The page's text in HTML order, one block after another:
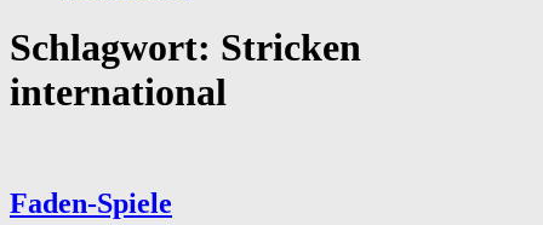
Schlagwort: Stricken
international
Faden-Spiele